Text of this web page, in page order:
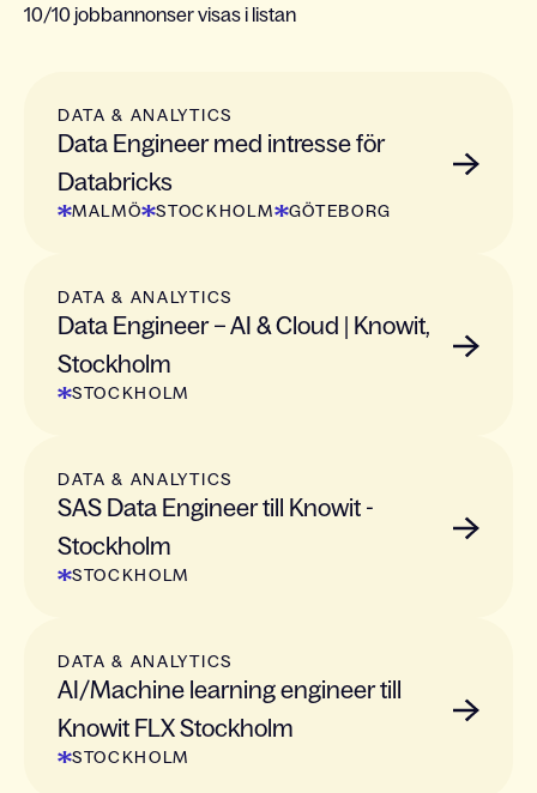
10/10 jobbannonser visas i listan
DATA & ANALYTICS
Data Engineer med intresse för
Databricks
MALMÖ STOCKHOLM GÖTEBORG
DATA & ANALYTICS
Data Engineer – AI & Cloud | Knowit,
Stockholm
STOCKHOLM
DATA & ANALYTICS
SAS Data Engineer till Knowit -
Stockholm
STOCKHOLM
DATA & ANALYTICS
AI/Machine learning engineer till
Knowit FLX Stockholm
STOCKHOLM